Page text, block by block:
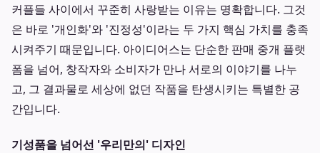
커플들 사이에서 꾸준히 사랑받는 이유는 명확합니다. 그것
은 바로 '개인화'와 '진정성'이라는 두 가지 핵심 가치를 충족
시켜주기 때문입니다. 아이디어스는 단순한 판매 중개 플랫
폼을 넘어, 창작자와 소비자가 만나 서로의 이야기를 나누
고, 그 결과물로 세상에 없던 작품을 탄생시키는 특별한 공
간입니다.
기성품을 넘어선 '우리만의' 디자인